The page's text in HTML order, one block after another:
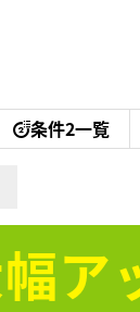
条件2一覧
ア